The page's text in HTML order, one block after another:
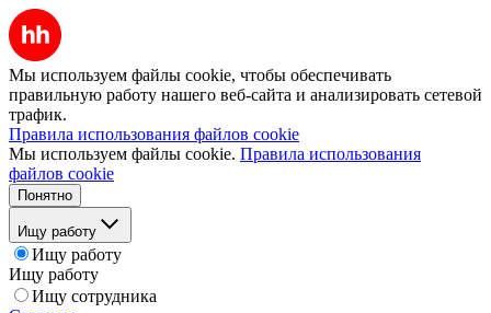
Мы используем файлы cookie, чтобы обеспечивать
правильную работу нашего веб-сайта и анализировать сетевой
трафик.
Правила использования файлов cookie
Мы используем файлы cookie. Правила использования
файлов cookie
Понятно
Ищу работу
Ищу работу
Ищу работу
Ищу сотрудника